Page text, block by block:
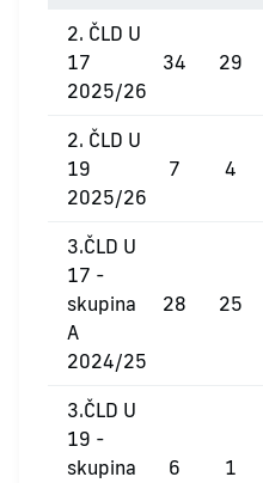
2. ČLD U
17
2025/26
34 29
2. ČLD U
19
2025/26
7 4
3.ČLD U
17 -
skupina
A
2024/25
28 25
3.ČLD U
19 -
skupina
6 1